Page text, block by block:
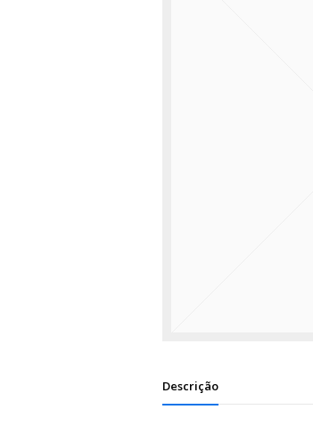
Descrição